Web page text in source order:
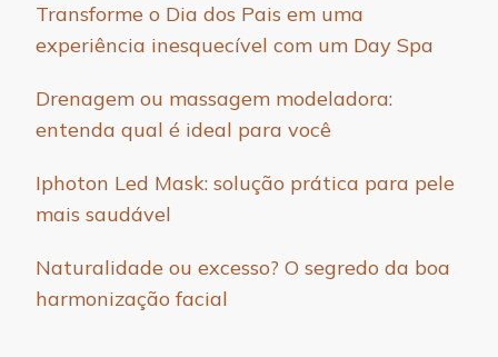
Transforme o Dia dos Pais em uma
experiência inesquecível com um Day Spa
Drenagem ou massagem modeladora:
entenda qual é ideal para você
Iphoton Led Mask: solução prática para pele
mais saudável
Naturalidade ou excesso? O segredo da boa
harmonização facial